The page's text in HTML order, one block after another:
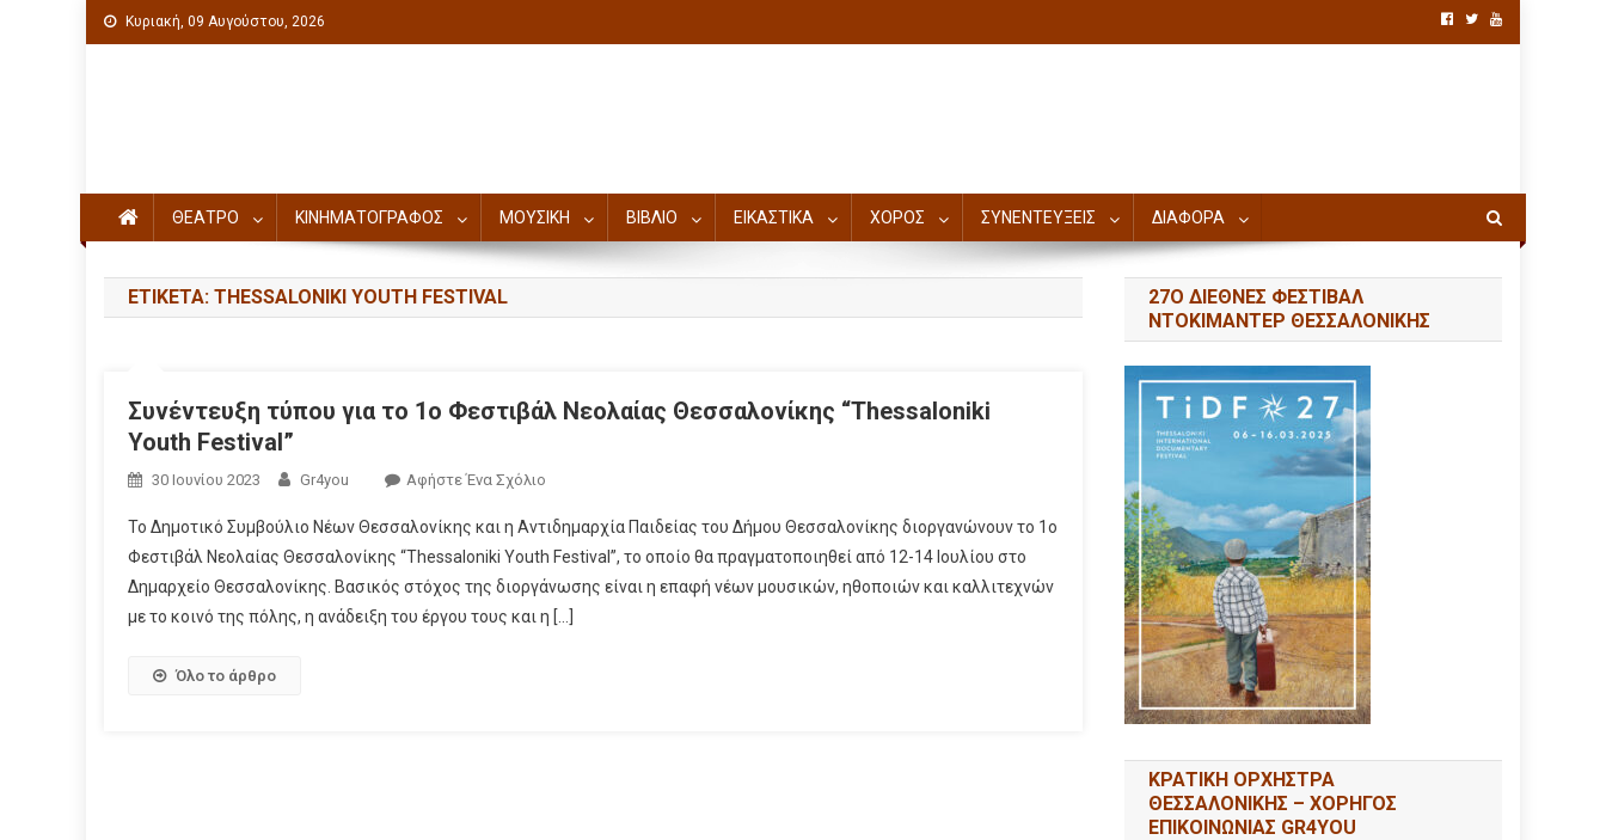
Κυριακή, 09 Αυγούστου, 2026
ΘΕΑΤΡΟ ΚΙΝΗΜΑΤΟΓΡΑΦΟΣ ΜΟΥΣΙΚΗ ΒΙΒΛΙΟ ΕΙΚΑΣΤΙΚΑ ΧΟΡΟΣ ΣΥΝΕΝΤΕΥΞΕΙΣ ΔΙΑΦΟΡΑ
ΕΤΙΚΈΤΑ: THESSALONIKI YOUTH FESTIVAL
Συνέντευξη τύπου για το 1ο Φεστιβάλ Νεολαίας Θεσσαλονίκης “Thessaloniki
Youth Festival”
30 Ιουνίου 2023 Gr4you Αφήστε Ένα Σχόλιο
Το Δημοτικό Συμβούλιο Νέων Θεσσαλονίκης και η Αντιδημαρχία Παιδείας του Δήμου Θεσσαλονίκης διοργανώνουν το 1ο
Φεστιβάλ Νεολαίας Θεσσαλονίκης “Thessaloniki Youth Festival”, το οποίο θα πραγματοποιηθεί από 12-14 Ιουλίου στο
Δημαρχείο Θεσσαλονίκης. Βασικός στόχος της διοργάνωσης είναι η επαφή νέων μουσικών, ηθοποιών και καλλιτεχνών
με το κοινό της πόλης, η ανάδειξη του έργου τους και η […]
Όλο το άρθρο
27Ο ΔΙΕΘΝΕΣ ΦΕΣΤΙΒΑΛ
ΝΤΟΚΙΜΑΝΤΕΡ ΘΕΣΣΑΛΟΝΙΚΗΣ
ΚΡΑΤΙΚΗ ΟΡΧΗΣΤΡΑ
ΘΕΣΣΑΛΟΝΙΚΗΣ – ΧΟΡΗΓΟΣ
ΕΠΙΚΟΙΝΩΝΙΑΣ GR4YOU